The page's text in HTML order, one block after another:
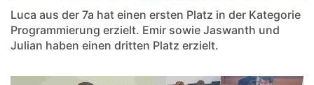
Luca aus der 7a hat einen ersten Platz in der Kategorie
Programmierung erzielt. Emir sowie Jaswanth und
Julian haben einen dritten Platz erzielt.